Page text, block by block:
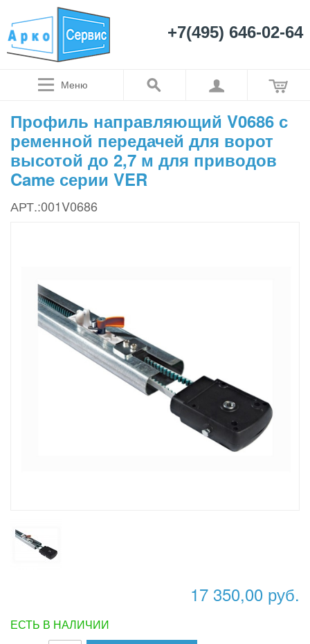
+7(495) 646-02-64
Меню
Профиль направляющий V0686 с
ременной передачей для ворот
высотой до 2,7 м для приводов
Came серии VER
АРТ.:001V0686
17 350,00 руб.
ЕСТЬ В НАЛИЧИИ